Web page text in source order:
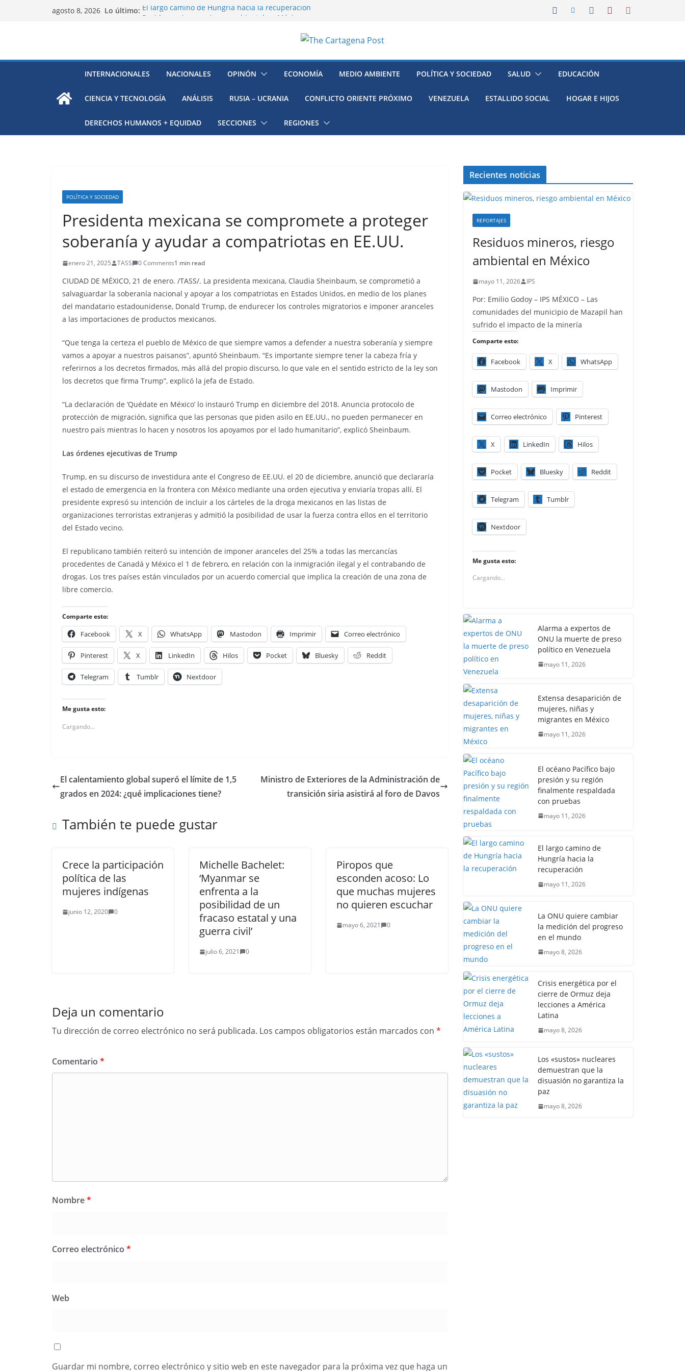
agosto 8, 2026 Lo último: El largo camino de Hungría hacia la recuperación
México
El océano Pacífico bajo presión y su región finalmente
INTERNACIONALES NACIONALES OPINÓN ECONOMÍA MEDIO AMBIENTE POLÍTICA Y SOCIEDAD SALUD EDUCACIÓN
CIENCIA Y TECNOLOGÍA ANÁLISIS RUSIA – UCRANIA CONFLICTO ORIENTE PRÓXIMO VENEZUELA ESTALLIDO SOCIAL HOGAR E HIJOS
DERECHOS HUMANOS + EQUIDAD SECCIONES REGIONES
POLÍTICA Y SOCIEDAD
Presidenta mexicana se compromete a proteger
soberanía y ayudar a compatriotas en EE.UU.
enero 21, 2025 TASS 0 Comments1 min read
CIUDAD DE MÉXICO, 21 de enero. /TASS/. La presidenta mexicana, Claudia Sheinbaum, se comprometió a
salvaguardar la soberanía nacional y apoyar a los compatriotas en Estados Unidos, en medio de los planes
del mandatario estadounidense, Donald Trump, de endurecer los controles migratorios e imponer aranceles
a las importaciones de productos mexicanos.
“Que tenga la certeza el pueblo de México de que siempre vamos a defender a nuestra soberanía y siempre
vamos a apoyar a nuestros paisanos”, apuntó Sheinbaum. “Es importante siempre tener la cabeza fría y
referirnos a los decretos firmados, más allá del propio discurso, lo que vale en el sentido estricto de la ley son
los decretos que firma Trump”, explicó la jefa de Estado.
“La declaración de ‘Quédate en México’ lo instauró Trump en diciembre del 2018. Anuncia protocolo de
protección de migración, significa que las personas que piden asilo en EE.UU., no pueden permanecer en
nuestro país mientras lo hacen y nosotros los apoyamos por el lado humanitario”, explicó Sheinbaum.
Las órdenes ejecutivas de Trump
Trump, en su discurso de investidura ante el Congreso de EE.UU. el 20 de diciembre, anunció que declararía
el estado de emergencia en la frontera con México mediante una orden ejecutiva y enviaría tropas allí. El
presidente expresó su intención de incluir a los cárteles de la droga mexicanos en las listas de
organizaciones terroristas extranjeras y admitió la posibilidad de usar la fuerza contra ellos en el territorio
del Estado vecino.
El republicano también reiteró su intención de imponer aranceles del 25% a todas las mercancías
procedentes de Canadá y México el 1 de febrero, en relación con la inmigración ilegal y el contrabando de
drogas. Los tres países están vinculados por un acuerdo comercial que implica la creación de una zona de
libre comercio.
Comparte esto:
Facebook X WhatsApp Mastodon Imprimir Correo electrónico
Pinterest X LinkedIn Hilos Pocket Bluesky Reddit
Telegram Tumblr Nextdoor
Me gusta esto:
Cargando...
El calentamiento global superó el límite de 1,5
grados en 2024: ¿qué implicaciones tiene?
Ministro de Exteriores de la Administración de
transición siria asistirá al foro de Davos
También te puede gustar
Crece la participación
política de las
mujeres indígenas
junio 12, 2020 0
Michelle Bachelet:
‘Myanmar se
enfrenta a la
posibilidad de un
fracaso estatal y una
guerra civil’
julio 6, 2021 0
Piropos que
esconden acoso: Lo
que muchas mujeres
no quieren escuchar
mayo 6, 2021 0
Deja un comentario
Tu dirección de correo electrónico no será publicada. Los campos obligatorios están marcados con *
Comentario *
Nombre*
Correo electrónico *
Web
Guardar mi nombre, correo electrónico y sitio web en este navegador para la próxima vez que haga un
Recientes noticias
REPORTAJES
Residuos mineros, riesgo
ambiental en México
mayo 11, 2026 IPS
Por: Emilio Godoy – IPS MÉXICO – Las
comunidades del municipio de Mazapil han
sufrido el impacto de la minería
Comparte esto:
Facebook X WhatsApp
Mastodon Imprimir
Correo electrónico Pinterest
X LinkedIn Hilos
Pocket Bluesky Reddit
Telegram Tumblr
Nextdoor
Me gusta esto:
Cargando...
Alarma a expertos de
ONU la muerte de preso
político en Venezuela
mayo 11, 2026
Extensa desaparición de
mujeres, niñas y
migrantes en México
mayo 11, 2026
El océano Pacífico bajo
presión y su región
finalmente respaldada
con pruebas
mayo 11, 2026
El largo camino de
Hungría hacia la
recuperación
mayo 11, 2026
La ONU quiere cambiar
la medición del progreso
en el mundo
mayo 8, 2026
Crisis energética por el
cierre de Ormuz deja
lecciones a América
Latina
mayo 8, 2026
Los «sustos» nucleares
demuestran que la
disuasión no garantiza la
paz
mayo 8, 2026